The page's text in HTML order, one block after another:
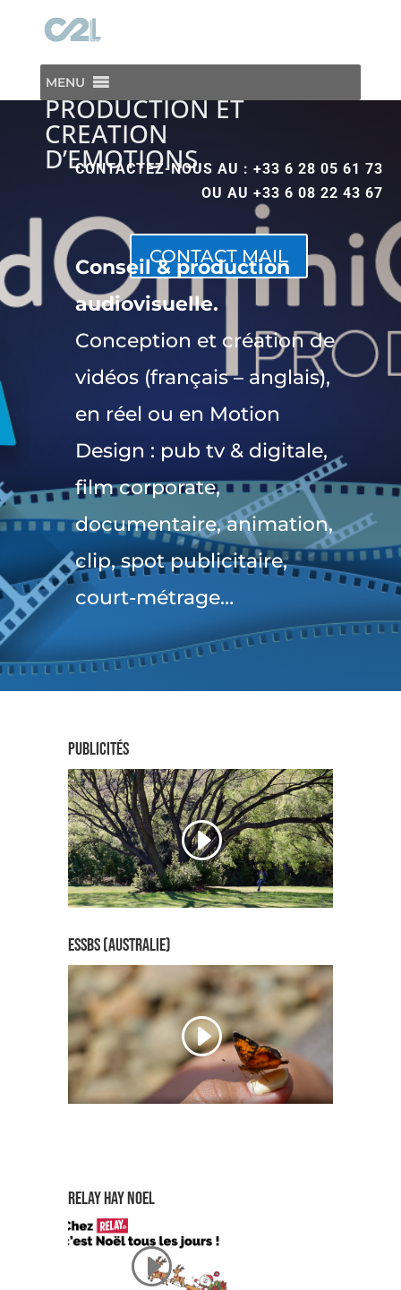
MENU
DOMINICALE PROD
PRODUCTION ET
CREATION
D’EMOTIONS
CONTACTEZ-NOUS AU : +33 6 28 05 61 73
OU AU +33 6 08 22 43 67
CONTACT MAIL
Conseil & production
audiovisuelle.
Conception et créationde
vidéos (français – anglais),
en réel ou en Motion
Design : pub tv & digitale,
film corporate,
documentaire, animation,
clip, spot publicitaire,
court-métrage…
PUBLICITés
ESSBS (AUSTRALIE)
relay HAY NOEL